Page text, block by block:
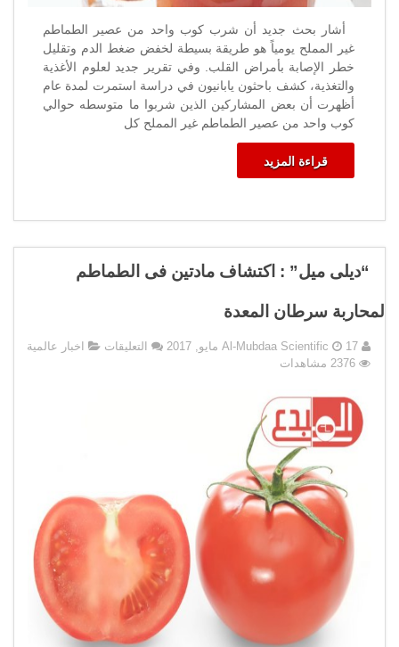
أشار بحث جديد أن شرب كوب واحد من عصير الطماطم
غير المملح يومياً هو طريقة بسيطة لخفض ضغط الدم وتقليل
خطر الإصابة بأمراض القلب. وفي تقرير جديد لعلوم الأغذية
والتغذية، كشف باحثون يابانيون في دراسة استمرت لمدة عام
أظهرت أن بعض المشاركين الذين شربوا ما متوسطه حوالي
كوب واحد من عصير الطماطم غير المملح كل
قراءة المزيد
“ديلى ميل” : اكتشاف مادتين فى الطماطم
لمحاربة سرطان المعدة
Al-Mubdaa Scientific 17 مايو, 2017 التعليقات على
سرطان
المعدة
مغلقة
اخبار عالمية
2376 مشاهدات